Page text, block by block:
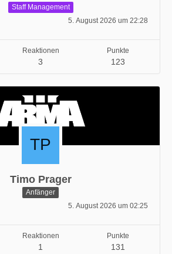
Staff Management
5. August 2026 um 22:28
Reaktionen
3
Punkte
123
Timo Prager
Anfänger
5. August 2026 um 02:25
Reaktionen
1
Punkte
131